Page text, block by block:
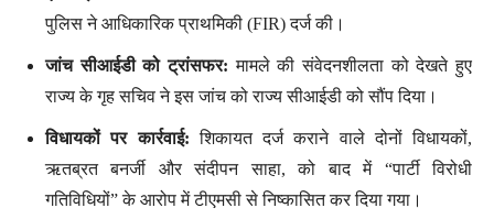
पुलिस ने आधिकारिक प्राथमिकी (FIR) दर्ज की।
जांच सीआईडी को ट्रांसफर: मामले की संवेदनशीलता को देखते हुए
राज्य के गृह सचिव ने इस जांच को राज्य सीआईडी को सौंप दिया।
विधायकों पर कार्रवाई: शिकायत दर्ज कराने वाले दोनों विधायकों,
ऋतब्रत बनर्जी और संदीपन साहा, को बाद में “पार्टी विरोधी
गतिविधियों” के आरोप में टीएमसी से निष्कासित कर दिया गया।